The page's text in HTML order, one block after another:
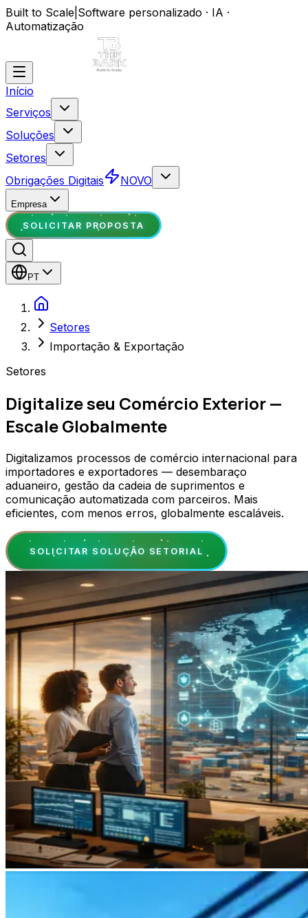
Built to Scale Software personalizado · IA ·
Automatização
Início
Serviços
Soluções
Setores
Obrigações Digitais
NOVO
Empresa
SOLICITAR PROPOSTA
PT
Setores
Importação & Exportação
Setores
Digitalize seu Comércio Exterior —
Escale Globalmente
Digitalizamos processos de comércio internacional para
importadores e exportadores — desembaraço
aduaneiro, gestão da cadeia de suprimentos e
comunicação automatizada com parceiros. Mais
eficientes, com menos erros, globalmente escaláveis.
SOLICITAR SOLUÇÃO SETORIAL